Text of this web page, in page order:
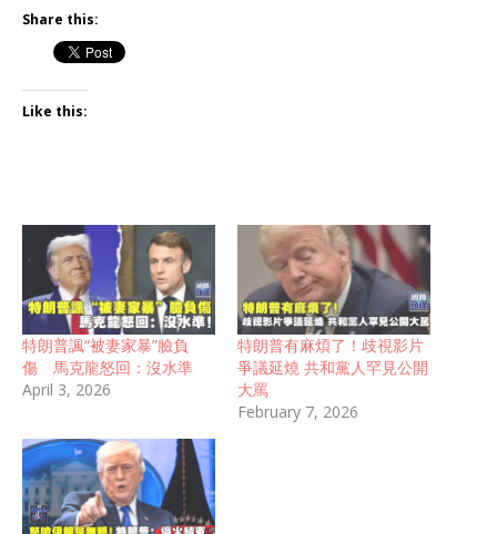
Share this:
Like this:
特朗普諷“被妻家暴”臉負
傷 馬克龍怒回：沒水準
April 3, 2026
特朗普有麻煩了！歧視影片
爭議延燒 共和黨人罕見公開
大罵
February 7, 2026